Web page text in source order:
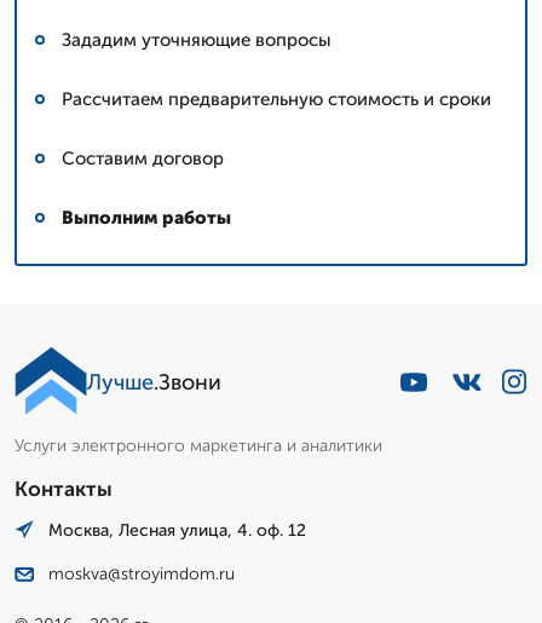
Зададим уточняющие вопросы
Рассчитаем предварительную стоимость и сроки
Составим договор
Выполним работы
Лучше.Звони
Услуги электронного маркетинга и аналитики
Контакты
Москва, Лесная улица, 4. оф. 12
moskva@stroyimdom.ru